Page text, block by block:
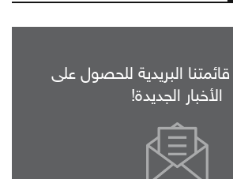
البريدية للحصول على
الأخبار الجديدة!